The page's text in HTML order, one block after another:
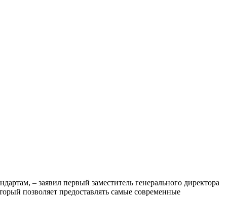
– заявил первый заместитель генерального директора
позволяет предоставлять самые современные